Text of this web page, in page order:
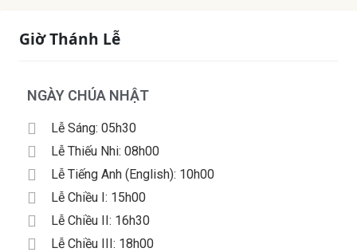
Giờ Thánh Lễ
NGÀY CHÚA NHẬT
Lễ Sáng: 05h30
Lễ Thiếu Nhi: 08h00
Lễ Tiếng Anh (English): 10h00
Lễ Chiều I: 15h00
Lễ Chiều II: 16h30
Lễ Chiều III: 18h00